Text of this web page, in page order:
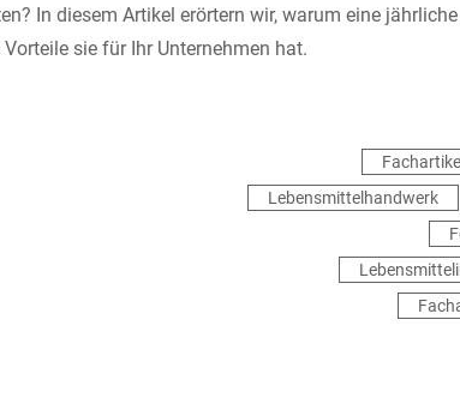
In diesem Artikel erörtern wir, warum eine
sie für Ihr Unternehmen hat.
Lebensmittelhandwerk